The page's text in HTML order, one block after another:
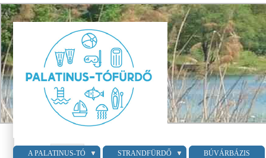
A PALATINUS-TÓ STRANDFÜRDŐ
BÚVÁRBÁZIS
Belépés